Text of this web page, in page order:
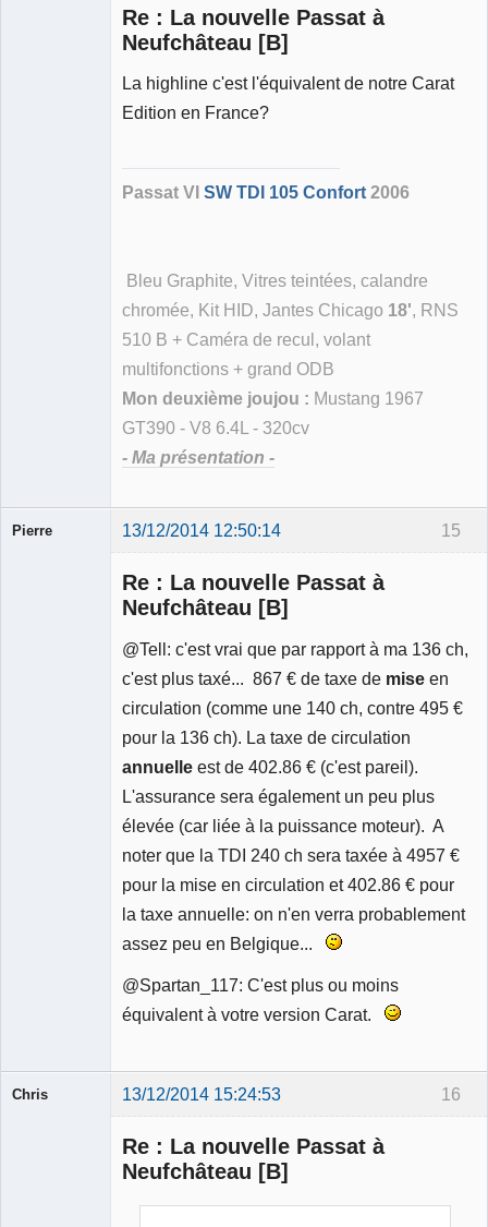
Re : La nouvelle Passat à
Neufchâteau [B]
La highline c'est l'équivalent de notre Carat
Edition en France?
Passat VI SW TDI 105 Confort 2006
Bleu Graphite, Vitres teintées, calandre
chromée, Kit HID, Jantes Chicago 18', RNS
510 B + Caméra de recul, volant
multifonctions + grand ODB
Mon deuxième joujou : Mustang 1967
GT390 - V8 6.4L - 320cv
- Ma présentation -
15
Pierre 13/12/2014 12:50:14
Re : La nouvelle Passat à
Neufchâteau [B]
@Tell: c'est vrai que par rapport à ma 136 ch,
c'est plus taxé... 867 € de taxe de mise en
circulation (comme une 140 ch, contre 495 €
pour la 136 ch). La taxe de circulation
annuelle est de 402.86 € (c'est pareil).
L'assurance sera également un peu plus
élevée (car liée à la puissance moteur). A
noter que la TDI 240 ch sera taxée à 4957 €
pour la mise en circulation et 402.86 € pour
la taxe annuelle: on n'en verra probablement
assez peu en Belgique...
@Spartan_117: C'est plus ou moins
équivalent à votre version Carat.
16
Chris 13/12/2014 15:24:53
Re : La nouvelle Passat à
Neufchâteau [B]